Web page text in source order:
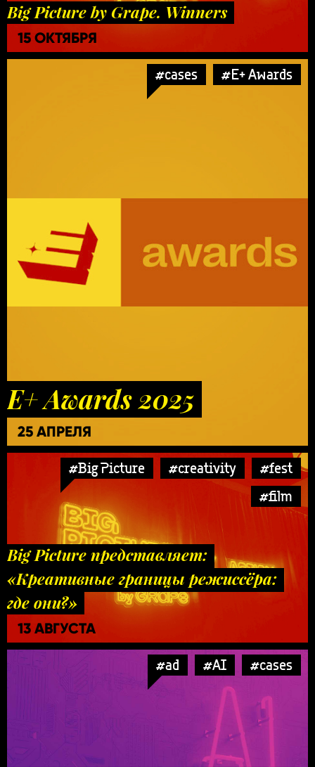
Big Picture by Grape. Winners
15 ОКТЯБРЯ
#cases #E+ Awards
E+ Awards 2025
25 АПРЕЛЯ
#Big Picture #creativity
#fest
#film
Big Picture представляет:
«Креативные границы режиссёра:
где они?»
13 АВГУСТА
#ad #AI #cases